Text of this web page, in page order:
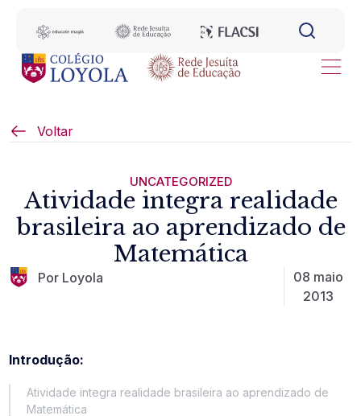
Voltar
UNCATEGORIZED
Atividade integra realidade
brasileira ao aprendizado de
Matemática
Por Loyola
08 maio
2013
Introdução:
Atividade integra realidade brasileira ao aprendizado de
Matemática